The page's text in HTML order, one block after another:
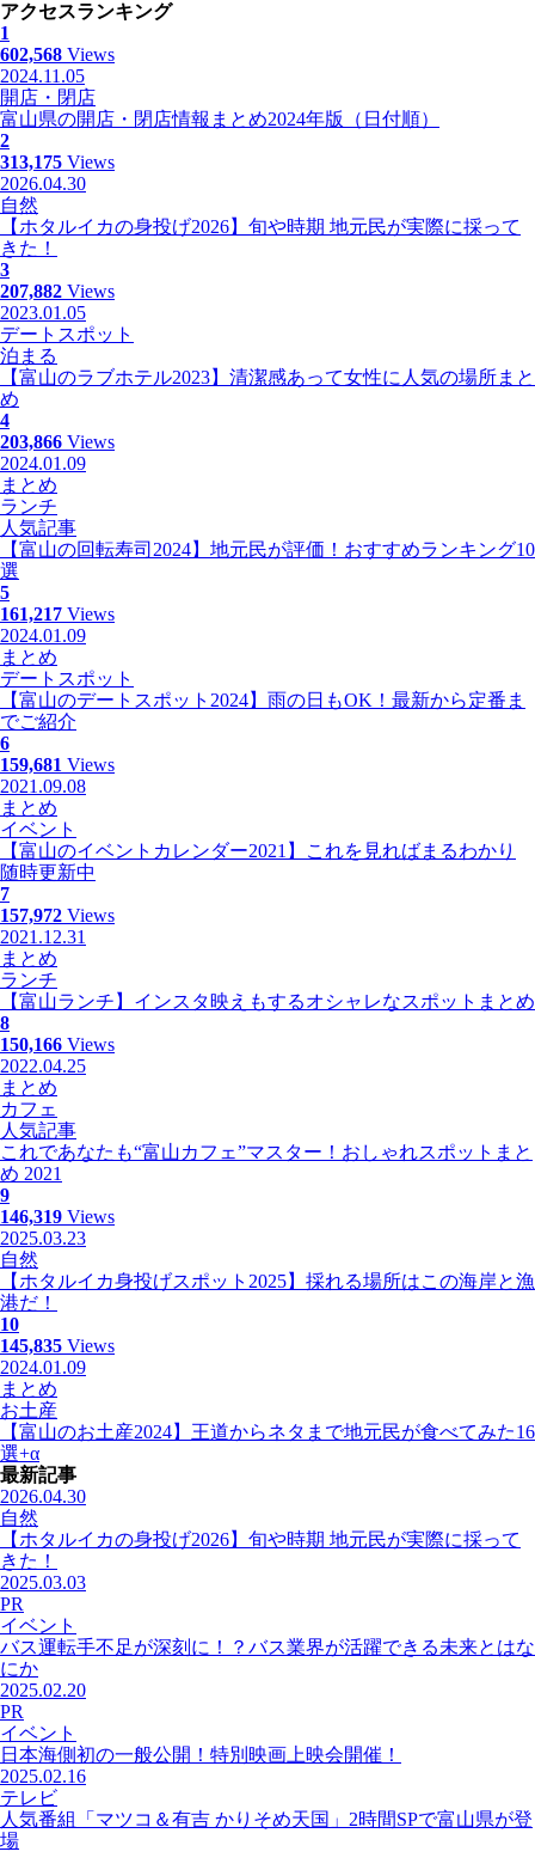
アクセスランキング
1
602,568 Views
2024.11.05
開店・閉店
富山県の開店・閉店情報まとめ2024年版（日付順）
2
313,175 Views
2026.04.30
自然
【ホタルイカの身投げ2026】旬や時期 地元民が実際に採って
きた！
3
207,882 Views
2023.01.05
デートスポット
泊まる
【富山のラブホテル2023】清潔感あって女性に人気の場所まと
め
4
203,866 Views
2024.01.09
まとめ
ランチ
人気記事
【富山の回転寿司2024】地元民が評価！おすすめランキング10
選
5
161,217 Views
2024.01.09
まとめ
デートスポット
【富山のデートスポット2024】雨の日もOK！最新から定番ま
でご紹介
6
159,681 Views
2021.09.08
まとめ
イベント
【富山のイベントカレンダー2021】これを見ればまるわかり
随時更新中
7
157,972 Views
2021.12.31
まとめ
ランチ
【富山ランチ】インスタ映えもするオシャレなスポットまとめ
8
150,166 Views
2022.04.25
まとめ
カフェ
人気記事
これであなたも“富山カフェ”マスター！おしゃれスポットまと
め 2021
9
146,319 Views
2025.03.23
自然
【ホタルイカ身投げスポット2025】採れる場所はこの海岸と漁
港だ！
10
145,835 Views
2024.01.09
まとめ
お土産
【富山のお土産2024】王道からネタまで地元民が食べてみた16
選+α
最新記事
2026.04.30
自然
【ホタルイカの身投げ2026】旬や時期 地元民が実際に採って
きた！
2025.03.03
PR
イベント
バス運転手不足が深刻に！？バス業界が活躍できる未来とはな
にか
2025.02.20
PR
イベント
日本海側初の一般公開！特別映画上映会開催！
2025.02.16
テレビ
人気番組「マツコ＆有吉 かりそめ天国」2時間SPで富山県が登
場